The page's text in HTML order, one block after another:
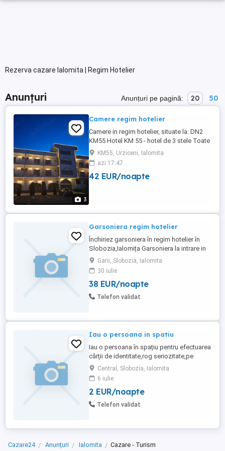
Rezerva cazare Ialomita | Regim Hotelier
Anunțuri Anunțuri pe pagină: 20 50
3
Camere regim hotelier
Camere in regim hotelier, situate la: DN2
KM55 Hotel KM 55 - hotel de 3 stele Toate
camerele sunt echipate cu grup sanitar
propriu. Pret noapte 250 de lei pentru
camere cu balcon, 220 lei cameră fără
balcon
KM55, Urziceni, Ialomita
azi 17:47
42 EUR/noapte
Garsoniera regim hotelier
Închiriez garsoniera în regim hotelier în
Slobozia,Ialomița Garsoniera la intrare in
bloc nou renovata cu toate dotarile
inclusiv aer conditionat. Rog și ofer
seriozitate maximă!
Garii, Slobozia, Ialomita
30 iulie
38 EUR/noapte
Telefon validat
Iau o persoana in spatiu
Iau o persoana în spațiu pentru efectuarea
cărții de identitate,rog seriozitate,pe
Ialomița
Central, Slobozia, Ialomita
6 iulie
2 EUR/noapte
Telefon validat
Cazare24 Anunțuri Ialomita Cazare - Turism